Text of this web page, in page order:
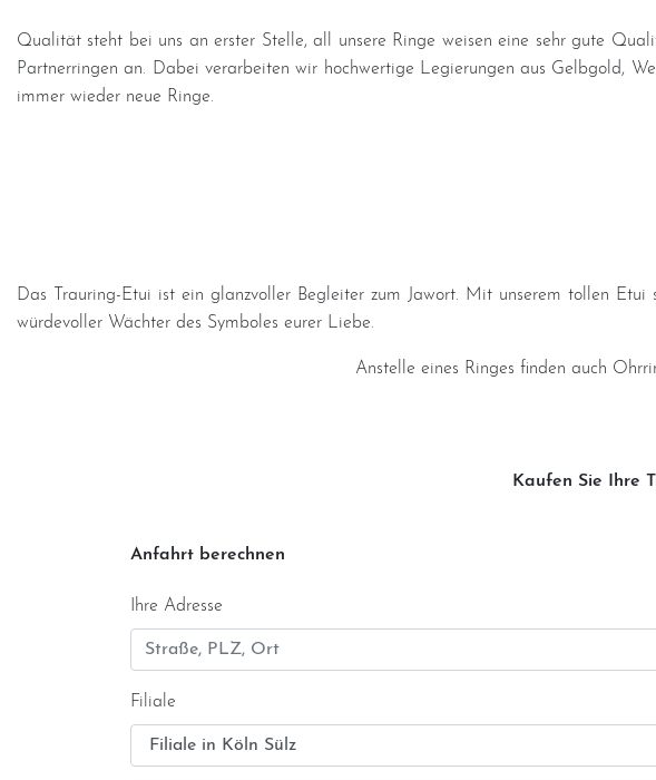
Qualität steht bei uns an erster Stelle, all unsere Ringe weisen eine sehr gute
Partnerringen an. Dabei verarbeiten wir hochwertige Legierungen aus Gelbgold,
immer wieder neue Ringe.
Das Trauring-Etui ist ein glanzvoller Begleiter zum Jawort. Mit unserem tollen
würdevoller Wächter des Symboles eurer Liebe.
Anstelle eines Ringes finden auch
Kaufen Sie Ihre
Anfahrt berechnen
Ihre Adresse
Filiale